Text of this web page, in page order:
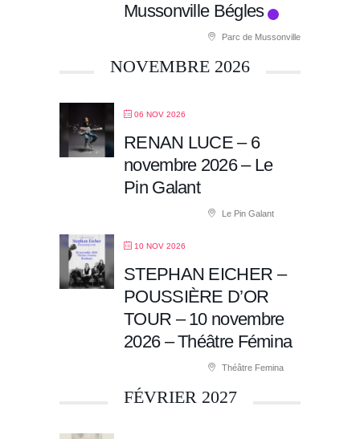
Mussonville Bégles
Parc de Mussonville
NOVEMBRE 2026
06 NOV 2026
RENAN LUCE – 6
novembre 2026 – Le
Pin Galant
Le Pin Galant
10 NOV 2026
STEPHAN EICHER –
POUSSIÈRE D’OR
TOUR – 10 novembre
2026 – Théâtre Fémina
Théâtre Femina
FÉVRIER 2027